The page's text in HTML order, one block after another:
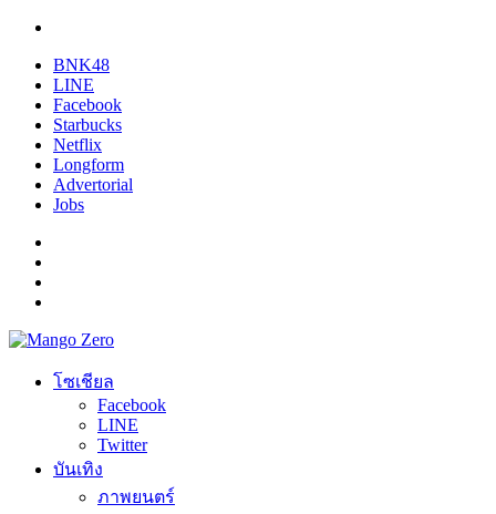
BNK48
LINE
Facebook
Starbucks
Netflix
Longform
Advertorial
Jobs
โซเชียล
Facebook
LINE
Twitter
บันเทิง
ภาพยนตร์